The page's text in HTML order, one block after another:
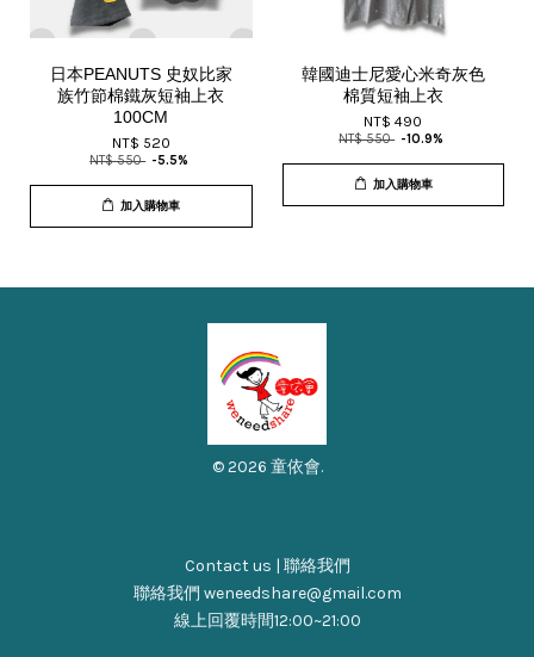
日本PEANUTS 史奴比家
族竹節棉鐵灰短袖上衣
100CM
NT$ 520
NT$ 550 -5.5%
加入購物車
韓國迪士尼愛心米奇灰色
棉質短袖上衣
NT$ 490
NT$ 550 -10.9%
加入購物車
© 2026 童依會.
Contact us | 聯絡我們
聯絡我們 weneedshare@gmail.com
線上回覆時間12:00~21:00